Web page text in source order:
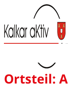
Ortsteil: